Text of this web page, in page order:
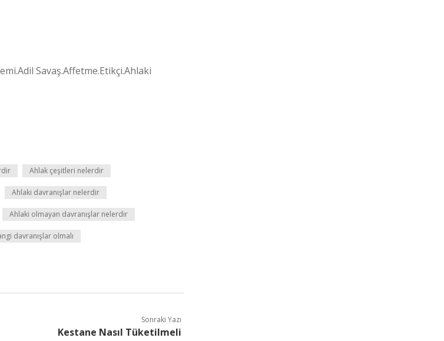
Savaş.Affetme.Etikçi.Ahlaki
Ahlak çeşitleri nelerdir
Ahlaki davranışlar nelerdir
Ahlaki olmayan davranışlar nelerdir
davranışlar olmalı
Sonraki Yazı
Kestane Nasıl Tüketilmeli